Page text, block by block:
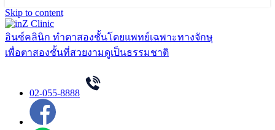
Skip to content
อินซ์คลินิก ทำตาสองชั้นโดยแพทย์เฉพาะทางจักษุ
เพื่อตาสองชั้นที่สวยงามดูเป็นธรรมชาติ
02-055-8888